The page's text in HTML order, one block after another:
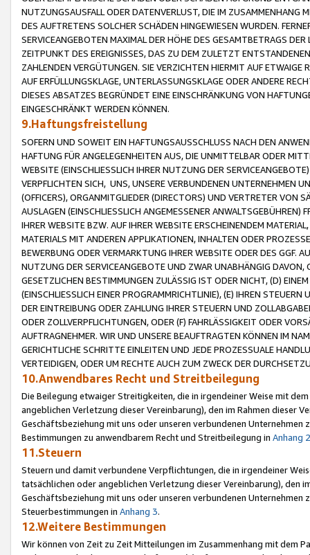
NUTZUNGSAUSFALL ODER DATENVERLUST, DIE IM ZUSAMMENHANG
DES AUFTRETENS SOLCHER SCHÄDEN HINGEWIESEN WURDEN.
SERVICEANGEBOTEN MAXIMAL DER HÖHE DES GESAMTBETRAGS
ZEITPUNKT DES EREIGNISSES, DAS ZU DEM ZULETZT
ZAHLENDEN VERGÜTUNGEN. SIE VERZICHTEN HIERMIT AUF
AUF ERFÜLLUNGSKLAGE, UNTERLASSUNGSKLAGE ODER ANDERE
DIESES ABSATZES BEGRÜNDET EINE EINSCHRÄNKUNG VON
EINGESCHRÄNKT WERDEN KÖNNEN.
9.Haftungsfreistellung
SOFERN UND SOWEIT EIN HAFTUNGSAUSSCHLUSS NACH DEN
HAFTUNG FÜR ANGELEGENHEITEN AUS, DIE UNMITTELBAR ODER
WEBSITE (EINSCHLIESSLICH IHRER NUTZUNG DER
VERPFLICHTEN SICH, UNS, UNSERE VERBUNDENEN UNTERNEHMEN
(OFFICERS), ORGANMITGLIEDER (DIRECTORS) UND VERTRETER VON
AUSLAGEN (EINSCHLIESSLICH ANGEMESSENER
IHRER WEBSITE BZW. AUF IHRER WEBSITE ERSCHEINENDEM
MATERIALS MIT ANDEREN APPLIKATIONEN, INHALTEN ODER
BEWERBUNG ODER VERMARKTUNG IHRER WEBSITE ODER DES GGF.
NUTZUNG DER SERVICEANGEBOTE UND ZWAR UNABHÄNGIG
GESETZLICHEN BESTIMMUNGEN ZULÄSSIG IST ODER NICHT, (D)
(EINSCHLIESSLICH EINER PROGRAMMRICHTLINIE), (E) IHREN
DER EINTREIBUNG ODER ZAHLUNG IHRER STEUERN UND
ODER ZOLLVERPFLICHTUNGEN, ODER (F) FAHRLÄSSIGKEIT ODER
AUFTRAGNEHMER. WIR UND UNSERE BEAUFTRAGTEN KÖNNEN IM
GERICHTLICHE SCHRITTE EINLEITEN UND JEDE PROZESSUALE
VERTEIDIGEN, ODER UM RECHTE AUCH ZUM ZWECK DER
10.Anwendbares Recht und Streitbeilegung
Die Beilegung etwaiger Streitigkeiten, die in irgendeiner Weise mit
angeblichen Verletzung dieser Vereinbarung), den im Rahmen dieser
Geschäftsbeziehung mit uns oder unseren verbundenen
Bestimmungen zu anwendbarem Recht und Streitbeilegung in Anhang 2
11.Steuern
Steuern und damit verbundene Verpflichtungen, die in irgendeiner
tatsächlichen oder angeblichen Verletzung dieser Vereinbarung), den
Geschäftsbeziehung mit uns oder unseren verbundenen
Steuerbestimmungen in Anhang 3.
12.Weitere Bestimmungen
Wir können von Zeit zu Zeit Mitteilungen im Zusammenhang mit dem